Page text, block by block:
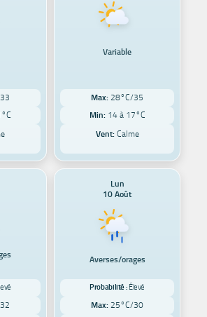
Variable
Max: 28°C/35
Min: 14 à 17°C
Vent:Calme
Lun
10 Août
Averses/orages
Probabilité : Élevé
Max: 25°C/30